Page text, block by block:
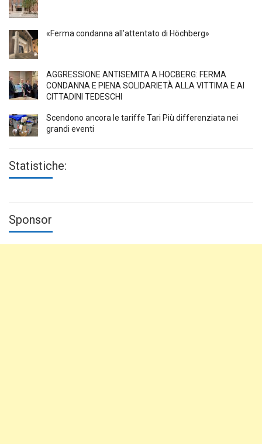
«Ferma condanna all’attentato di Höchberg»
AGGRESSIONE ANTISEMITA A HÖCBERG: FERMA
CONDANNA E PIENA SOLIDARIETÀ ALLA VITTIMA E AI
CITTADINI TEDESCHI
Scendono ancora le tariffe Tari Più differenziata nei
grandi eventi
Statistiche:
Sponsor